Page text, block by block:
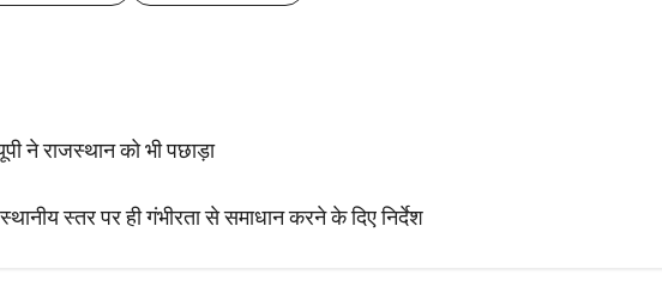
ने राजस्थान को भी पछाड़ा
स्तर पर ही गंभीरता से समाधान करने के दिए निर्देश